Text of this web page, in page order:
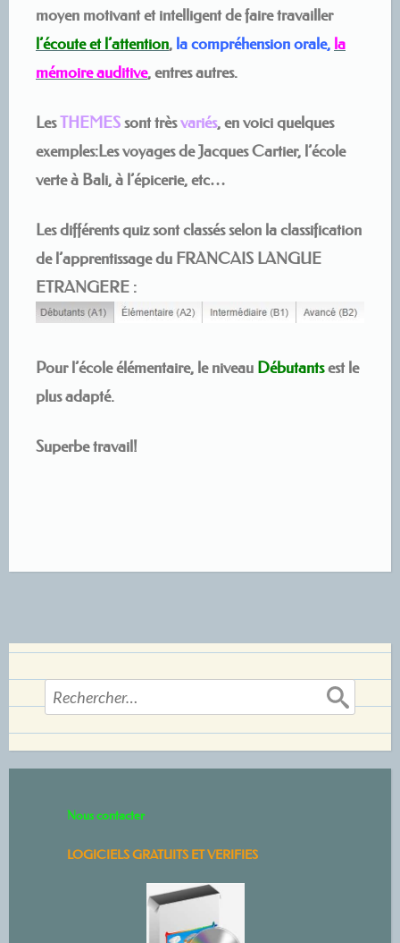
moyen motivant et intelligent de faire travailler
l’écoute et l’attention, la compréhension orale, la
mémoire auditive, entres autres.
LesTHEMESsont trèsvariés, en voici quelques
exemples:Les voyages de Jacques Cartier, l’école
verte à Bali, à l’épicerie, etc…
Les différents quiz sont classés selon la classification
de l’apprentissage du FRANCAIS LANGUE
ETRANGERE :
Pour l’école élémentaire, le niveau Débutantsest le
plus adapté.
Superbe travail!
Rechercher :
Nous contacter
LOGICIELS GRATUITS ET VERIFIES